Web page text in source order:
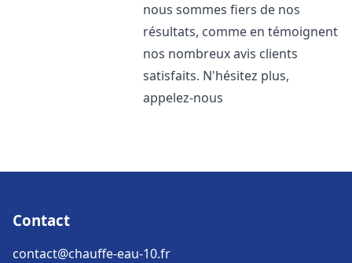
nous sommes fiers de nos
résultats, comme en témoignent
nos nombreux avis clients
satisfaits. N'hésitez plus,
appelez-nous
Contact
contact@chauffe-eau-10.fr